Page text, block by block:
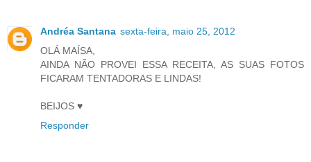
Andréa Santana sexta-feira, maio 25, 2012
OLÁ MAÍSA,
AINDA NÃO PROVEI ESSA RECEITA, AS SUAS FOTOS
FICARAM TENTADORAS E LINDAS!
BEIJOS ♥
Responder